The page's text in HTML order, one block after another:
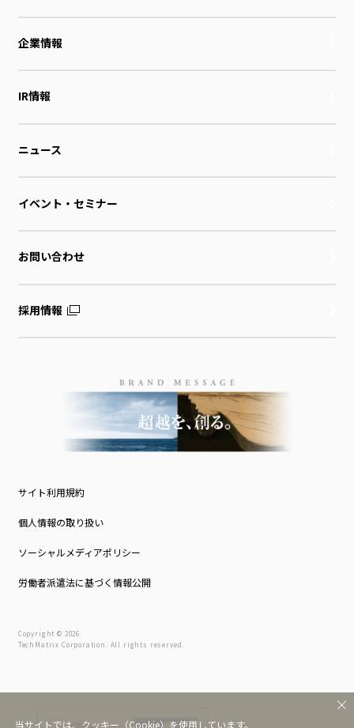
企業情報
IR情報
ニュース
イベント・セミナー
お問い合わせ
採用情報
サイト利用規約
個人情報の取り扱い
ソーシャルメディアポリシー
労働者派遣法に基づく情報公開
Copyright © 2026
TechMatrix Corporation. All rights reserved.
当サイトでは、クッキー（Cookie）を使用しています。